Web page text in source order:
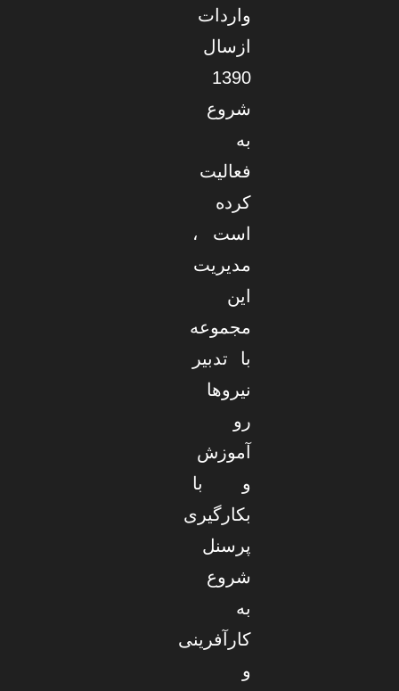
واردات
ازسال
1390
شروع
به
فعالیت
کرده
است ،
مدیریت
این
مجموعه
با تدبیر
نیروها
رو
آموزش
و با
بکارگیری
پرسنل
شروع
به
کارآفرینی
و